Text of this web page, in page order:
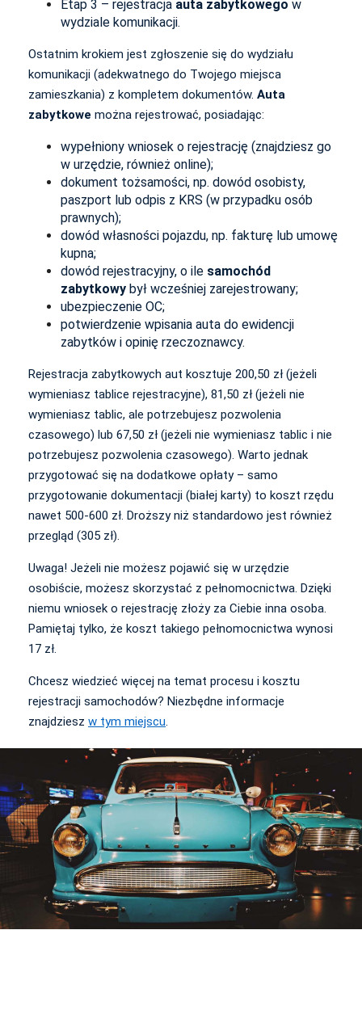
Etap 3 – rejestracja auta zabytkowego w
wydziale komunikacji.
Ostatnim krokiem jest zgłoszenie się do wydziału
komunikacji (adekwatnego do Twojego miejsca
zamieszkania) z kompletem dokumentów. Auta
zabytkowe można rejestrować, posiadając:
wypełniony wniosek o rejestrację (znajdziesz go
w urzędzie, również online);
dokument tożsamości, np. dowód osobisty,
paszport lub odpis z KRS (w przypadku osób
prawnych);
dowód własności pojazdu, np. fakturę lub umowę
kupna;
dowód rejestracyjny, o ile samochód
zabytkowy był wcześniej zarejestrowany;
ubezpieczenie OC;
potwierdzenie wpisania auta do ewidencji
zabytków i opinię rzeczoznawcy.
Rejestracja zabytkowych aut kosztuje 200,50 zł (jeżeli
wymieniasz tablice rejestracyjne), 81,50 zł (jeżeli nie
wymieniasz tablic, ale potrzebujesz pozwolenia
czasowego) lub 67,50 zł (jeżeli nie wymieniasz tablic i nie
potrzebujesz pozwolenia czasowego). Warto jednak
przygotować się na dodatkowe opłaty – samo
przygotowanie dokumentacji (białej karty) to koszt rzędu
nawet 500-600 zł. Droższy niż standardowo jest również
przegląd (305 zł).
Uwaga! Jeżeli nie możesz pojawić się w urzędzie
osobiście, możesz skorzystać z pełnomocnictwa. Dzięki
niemu wniosek o rejestrację złoży za Ciebie inna osoba.
Pamiętaj tylko, że koszt takiego pełnomocnictwa wynosi
17 zł.
Chcesz wiedzieć więcej na temat procesu i kosztu
rejestracji samochodów? Niezbędne informacje
znajdziesz w tym miejscu.